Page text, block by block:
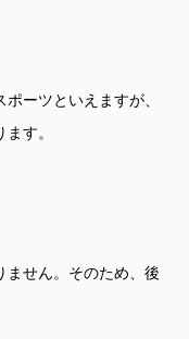
ーツといえますが、
す。
ません。そのため、後